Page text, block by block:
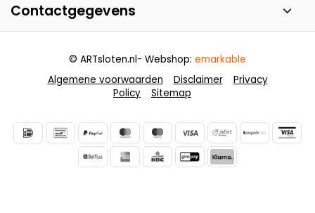
Contactgegevens
Algemene voorwaarden Disclaimer
Privacy
Policy
Sitemap
© ARTsloten.nl- Webshop: emarkable